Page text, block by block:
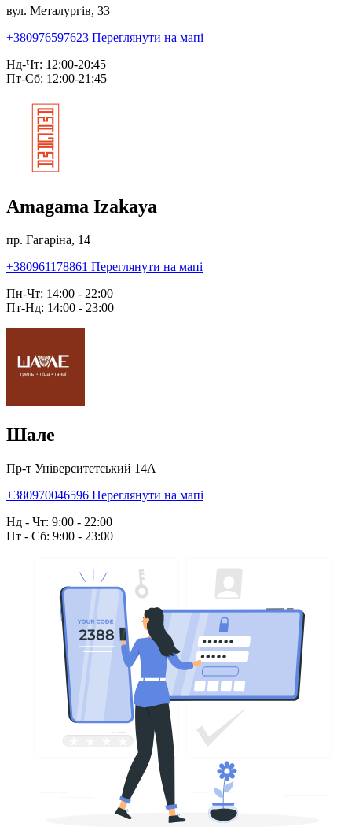
вул. Металургів, 33
+380976597623 Переглянути на мапі
Нд-Чт: 12:00-20:45
Пт-Сб: 12:00-21:45
Amagama Izakaya
пр. Гагаріна, 14
+380961178861 Переглянути на мапі
Пн-Чт: 14:00 - 22:00
Пт-Нд: 14:00 - 23:00
Шале
Пр-т Університетський 14А
+380970046596 Переглянути на мапі
Нд - Чт: 9:00 - 22:00
Пт - Сб: 9:00 - 23:00